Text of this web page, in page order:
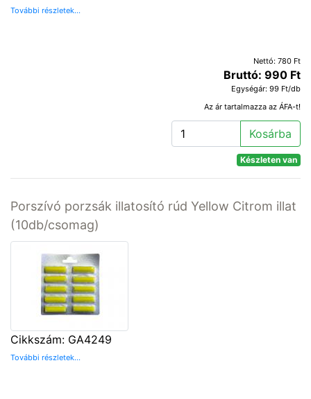
További részletek...
Nettó: 780 Ft
Bruttó: 990 Ft
Egységár: 99 Ft/db
Az ár tartalmazza az ÁFA-t!
Kosárba
Készleten van
Porszívó porzsák illatosító rúd Yellow Citrom illat
(10db/csomag)
Cikkszám: GA4249
További részletek...